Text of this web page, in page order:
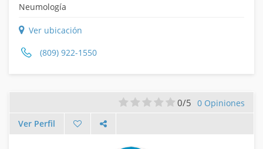
Neumología
Ver ubicación
(809) 922-1550
0/5 0 Opiniones
Ver Perfil